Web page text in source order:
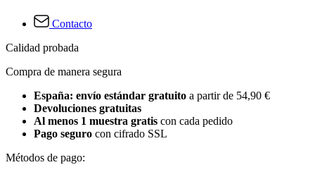
Contacto
Calidad probada
Compra de manera segura
España: envío estándar gratuito a partir de 54,90 €
Devoluciones gratuitas
Al menos 1 muestra gratis con cada pedido
Pago seguro con cifrado SSL
Métodos de pago: